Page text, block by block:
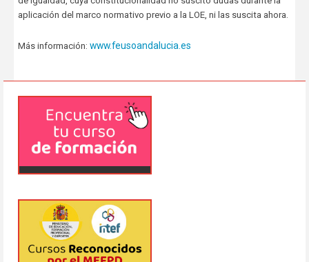
aplicación del marco normativo previo a la LOE, ni las suscita ahora.
Más información: www.feusoandalucia.es